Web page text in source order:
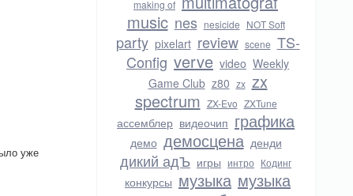
making of
music nes nesicide NOT Soft
party pixelart review scene TS-
Config verve video Weekly
Game Club z80 zx zx
spectrum ZX-Evo ZXTune
ассемблер видеочип графика
демо демосцена денди
дикий адЪ игры интро Кодинг
конкурсы музыка музыка
уже